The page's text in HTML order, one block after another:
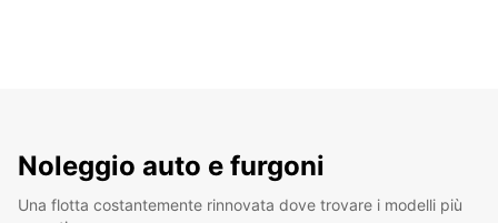
Noleggio auto e furgoni
Una flotta costantemente rinnovata dove trovare i modelli più